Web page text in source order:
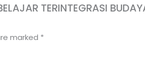
TERINTEGRASI
marked *